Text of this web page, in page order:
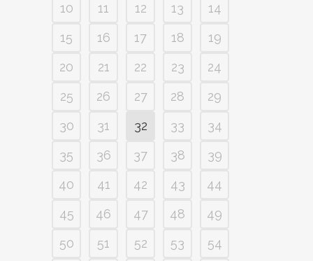
10
11 12 13
14
15
16 17 18
19
20
21 22 23
24
25
26 27 28
29
30
31 32 33
34
35
36 37 38
39
40
41 42 43
44
45
46 47 48
49
50
51 52 53
54